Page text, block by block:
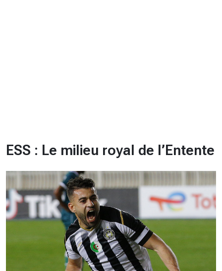
ESS : Le milieu royal de l’Entente